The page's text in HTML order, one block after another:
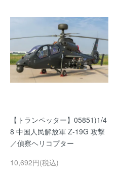
【トランペッター】05851)1/4
8 中国人民解放軍 Z-19G 攻撃
／偵察ヘリコプター
10,692円(税込)